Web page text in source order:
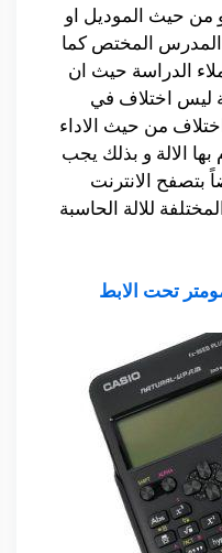
من حيث الموديل او
المختص كما
الدراسة حيث ان
ليس اختلاف في
من حيث الاداء
بها الالة و بذلك يجب
بتصفح الانترنت
للالة الحاسبة
تحت الابط